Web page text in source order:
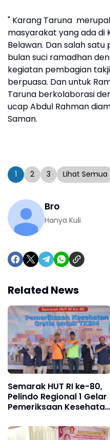
" Karang Taruna
masyarakat yang ada di
Belawan. Dan salah
bulan suci ramadhan
kegiatan pembagian
berpuasa. Dan untuk
Taruna berkolaborasi
ucap Abdul Rahman
Saman.
1 2 3 Lihat Semua
Bro
Hanya Kuli
Related News
Semarak HUT RI ke-80,
Pelindo Regional 1 Gelar
Pemeriksaan Kesehatan
TKBM